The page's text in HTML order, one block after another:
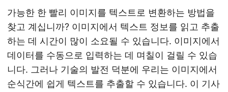
가능한 한 빨리 이미지를 텍스트로 변환하는 방법을
찾고 계십니까? 이미지에서 텍스트 정보를 읽고 추출
하는 데 시간이 많이 소요될 수 있습니다. 이미지에서
데이터를 수동으로 입력하는 데 며칠이 걸릴 수 있습
니다. 그러나 기술의 발전 덕분에 우리는 이미지에서
순식간에 쉽게 텍스트를 추출할 수 있습니다. 이 기사